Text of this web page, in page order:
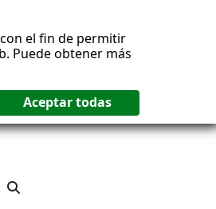
el fin de permitir
Puede obtener más